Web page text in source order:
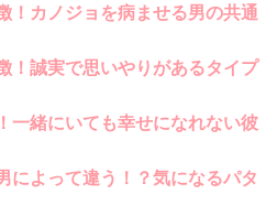
！カノジョを病ませる男の共通
！誠実で思いやりがあるタイプ
一緒にいても幸せになれない彼
によって違う！？気になるパタ